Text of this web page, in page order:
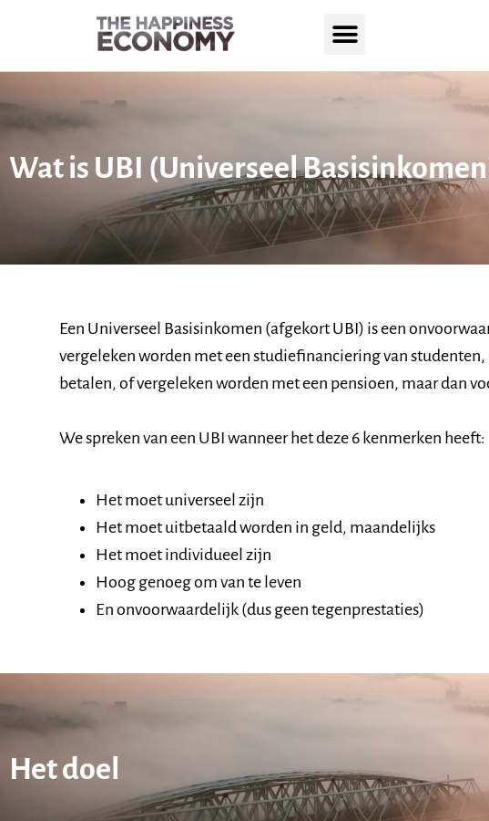
Wat is UBI (Universeel
Een Universeel Basisinkomen (afgekort UBI) is een
vergeleken worden met een studiefinanciering van
betalen, of vergeleken worden met een pensioen, maar dan
We spreken van een UBI wanneer het deze 6 kenmerken heeft:
Het moet universeel zijn
Het moet uitbetaald worden in geld, maandelijks
Het moet individueel zijn
Hoog genoeg om van te leven
En onvoorwaardelijk (dus geen tegenprestaties)
Het doel